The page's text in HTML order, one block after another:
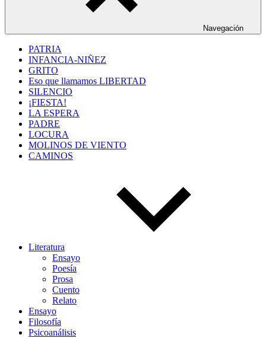
Navegación
PATRIA
INFANCIA-NIÑEZ
GRITO
Eso que llamamos LIBERTAD
SILENCIO
¡FIESTA!
LA ESPERA
PADRE
LOCURA
MOLINOS DE VIENTO
CAMINOS
Literatura
Ensayo
Poesía
Prosa
Cuento
Relato
Ensayo
Filosofía
Psicoanálisis